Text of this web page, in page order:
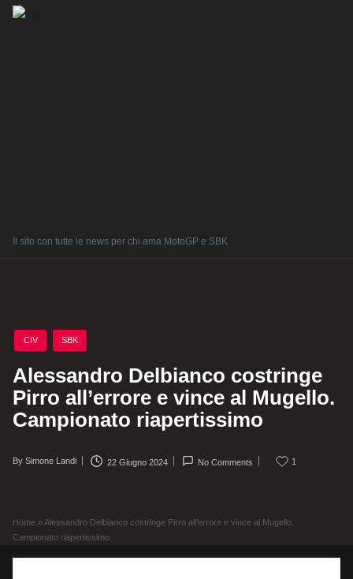
Il sito con tutte le news per chi ama MotoGP e SBK
Posted
in
CIV SBK
Alessandro Delbianco costringe
Pirro all’errore e vince al Mugello.
Campionato riapertissimo
Posted
By Simone Landi 22 Giugno 2024 No Comments 1
Home »Alessandro Delbianco costringe Pirro all’errore e vince al Mugello.
Campionato riapertissimo